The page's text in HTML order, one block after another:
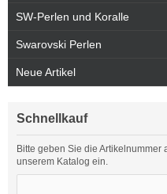
SW-Perlen und Koralle
Swarovski Perlen
Neue Artikel
Schnellkauf
Bitte geben Sie die Artikelnummer
unserem Katalog ein.